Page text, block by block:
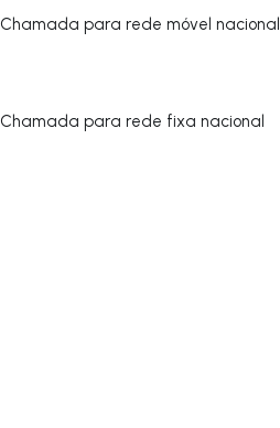
Chamada para rede móvel nacional
Chamada para rede fixa nacional